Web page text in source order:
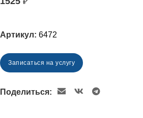
Артикул: 6472
Записаться на услугу
Поделиться: